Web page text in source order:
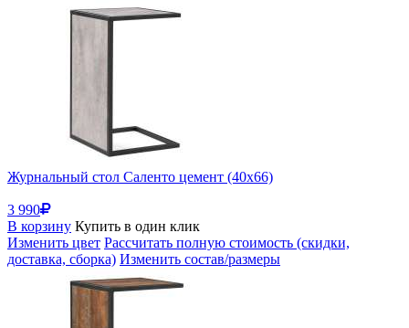
Журнальный стол Саленто цемент (40x66)
3 990
В корзину Купить в один клик
Изменить цвет Рассчитать полную стоимость (скидки,
доставка, сборка) Изменить состав/размеры